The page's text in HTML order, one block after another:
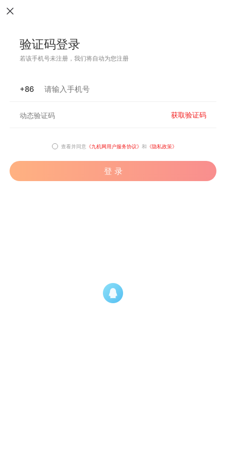
验证码登录
若该手机号未注册，我们将自动为您注册
+86
获取验证码
查看并同意 《九机网用户服务协议》 和 《隐私政策》
登 录